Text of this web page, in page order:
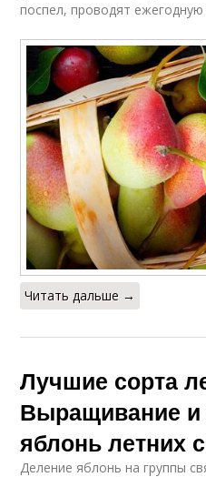
поспел, проводят
Читать дальше →
Лучшие сорта
Выращивание и
яблонь летних
Деление яблонь на группы